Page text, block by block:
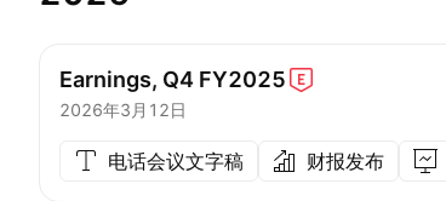
Earnings, Q4 FY2025
2026年3月12日
电话会议文字稿 财报发布